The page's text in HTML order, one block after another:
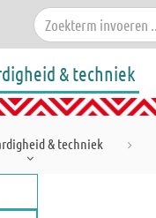
& techniek
& techniek